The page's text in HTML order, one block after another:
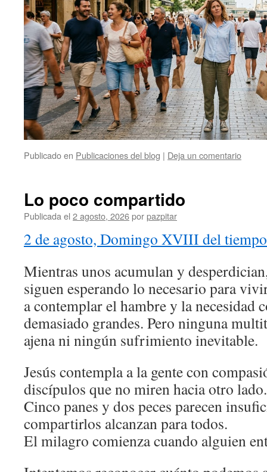
Publicado en Publicaciones del blog | Deja un comentario
Lo poco compartido
Publicada el 2 agosto, 2026porpazpitar
2 de agosto, Domingo XVIII del
Mientras unos acumulan y
siguen esperando lo necesario para
a contemplar el hambre y la necesidad
demasiado grandes. Pero ninguna
ajena ni ningún sufrimiento inevitable.
Jesús contempla a la gente con
discípulos que no miren hacia otro lado.
Cinco panes y dos peces parecen
compartirlos alcanzan para todos.
El milagro comienza cuando alguien